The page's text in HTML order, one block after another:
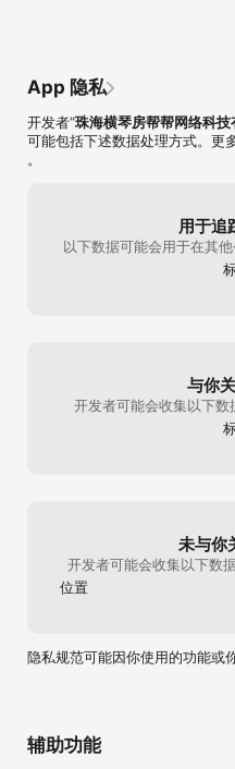
App 隐私
开发者“珠海横琴房帮帮网络科技
可能包括下述数据处理方式。更
。
用于追
以下数据可能会用于在其
与你
开发者可能会收集以下数
未与你
开发者可能会收集以下数
位置
隐私规范可能因你使用的功能或
辅助功能